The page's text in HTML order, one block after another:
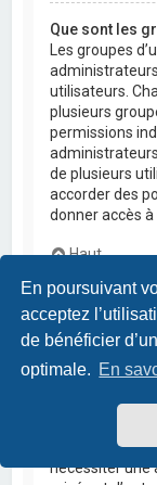
En poursuivant
acceptez
de bénéficier
optimale. En
Que sont les
Les groupes
utilisateurs.
plusieurs
permissions
de plusieurs
accorder des
donner accès
Haut
Où sont les
en rejoindre
Vous pouvez
cliquant sur le
en rejoindre
Cependant,
ouverts aux
nécessiter une